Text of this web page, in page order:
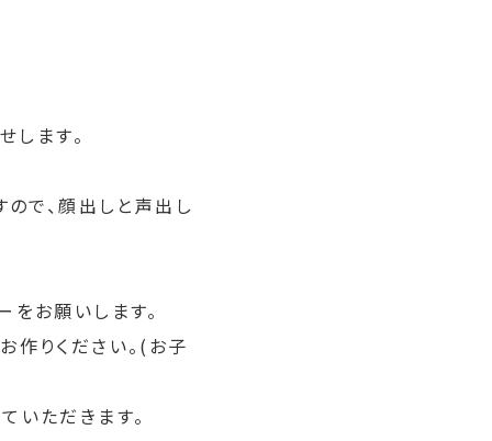
ます。
で、顔出しと声出し
お願いします。
りください。(お子
ただきます。